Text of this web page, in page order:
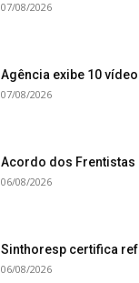
07/08/2026
Agência exibe 10
07/08/2026
Acordo dos Frentistas
06/08/2026
Sinthoresp certifica
06/08/2026